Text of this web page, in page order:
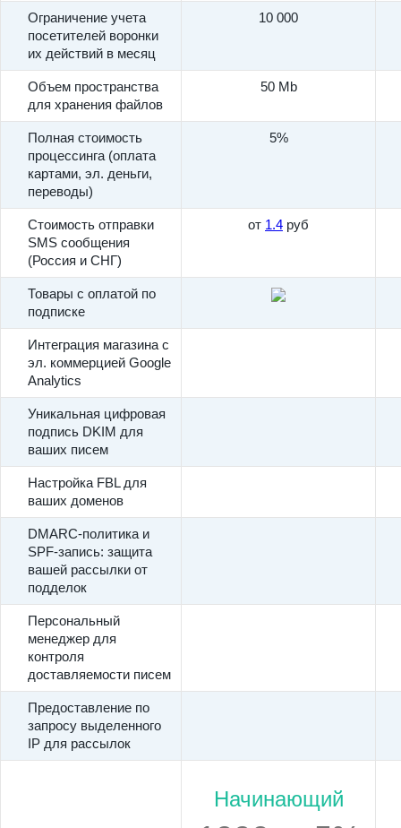
Начинающий
Ограничение учета
посетителей воронки
их действий в месяц
10 000
Объем пространства
для хранения файлов
50 Mb
Полная стоимость
процессинга (оплата
картами, эл. деньги,
переводы)
5%
Стоимость отправки
SMS сообщения
(Россия и СНГ)
от 1.4 руб
Товары с оплатой по
подписке
Интеграция магазина с
эл. коммерцией Google
Analytics
Уникальная цифровая
подпись DKIM для
ваших писем
Настройка FBL для
ваших доменов
DMARC-политика и
SPF-запись: защита
вашей рассылки от
подделок
Персональный
менеджер для
контроля
доставляемости писем
Предоставление по
запросу выделенного
IP для рассылок